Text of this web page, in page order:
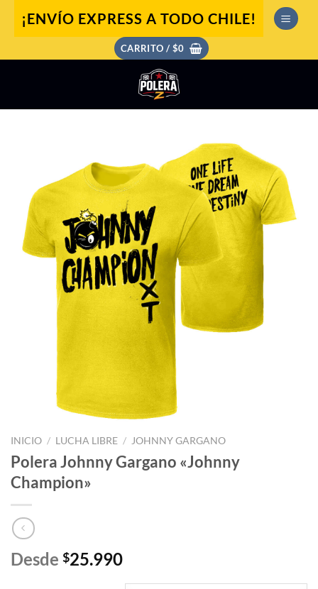
¡ENVÍO EXPRESS A TODO CHILE!
CARRITO / $0
INICIO / LUCHA LIBRE / JOHNNY GARGANO
Polera Johnny Gargano «Johnny
Champion»
Desde $25.990